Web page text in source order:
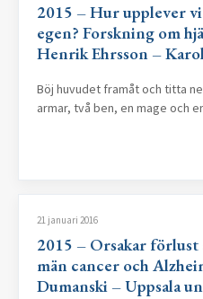
2015 – Hur upplever
egen? Forskning om
Henrik Ehrsson –
Böj huvudet framåt och titta
armar, två ben, en mage och
21 januari 2016
2015 – Orsakar förlust
män cancer och
Dumanski – Uppsala